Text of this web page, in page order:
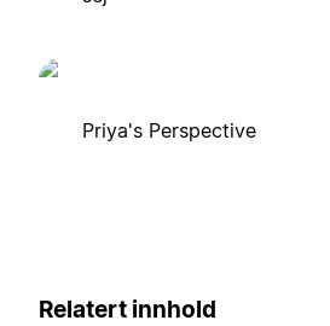
Priya's Perspective
Relatert innhold